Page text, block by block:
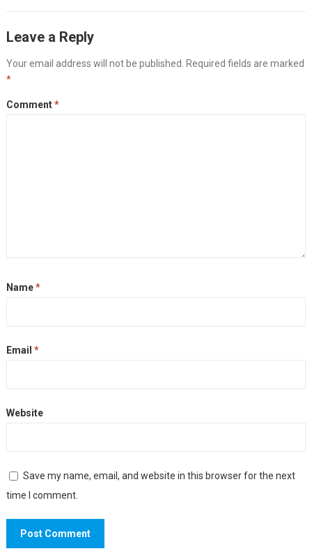
Leave a Reply
Your email address will not be published.
Required fields are marked
*
Comment*
Name*
Email *
Website
Save my name, email, and website in this browser for the next
time I comment.